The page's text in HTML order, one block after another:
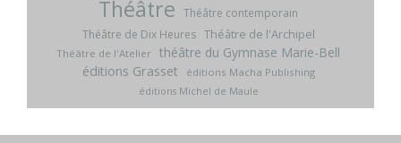
Théâtre Théâtre contemporain
Théâtre de Dix Heures Théâtre de l'Archipel
Théâtre de l'Atelier théâtre du Gymnase Marie-Bell
éditions Grasset
éditions Macha Publishing
éditions Michel de Maule